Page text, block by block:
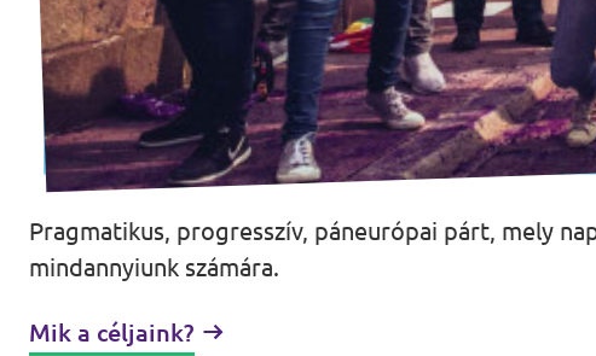
Pragmatikus, progresszív, páneurópai párt, mely
mindannyiunk számára.
Mik a céljaink?